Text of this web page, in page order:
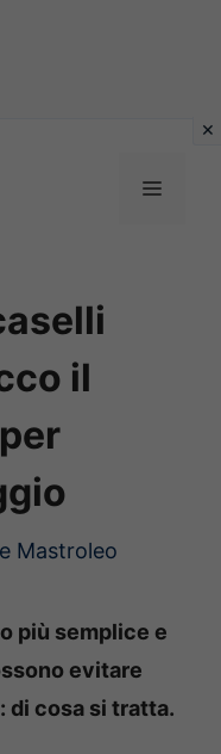
MENU
il
Mastroleo
più semplice e
evitare
di cosa si tratta.